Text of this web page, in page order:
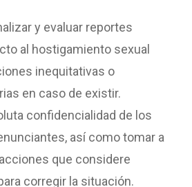
y evaluar reportes
al hostigamiento sexual
inequitativas o
en caso de existir.
confidencialidad de los
así como tomar a
que considere
corregir la situación.